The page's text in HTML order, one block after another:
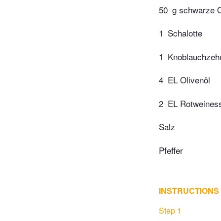
50 g schwarze
1 Schalotte
1
4 EL Olivenöl
2 EL
Salz
Pfeffer
INSTRUCTIONS
Step 1